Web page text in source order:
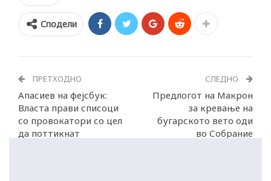
Сподели
ПРЕТХОДНО
Апасиев на фејсбук:
Власта прави списоци
со провокатори со цел
да поттикнат
СЛЕДНО
Предлогот на Макрон
за кревање на
бугарското вето оди
во Собрание